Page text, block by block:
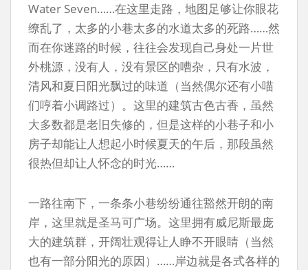
Water Seven……在这里走路，地图足够让你眼花
缭乱了，太多的小巷太多的水道太多的死路……然
而在你迷路的时候，往往会发现自己身处一片世
外桃源，没有人，没有景区的嘈杂，只有水波，
清风和夏日阳光飘过的味道（当然偶尔还有小喵
们哼着小调路过）。这里的建筑古色古香，虽然
大多数都是老旧失修的，但是这样的小巷子和小
房子却能让人想起小时候夏天的午后，那段虽然
很热但却让人怀念的时光……
一路往南下，一条条小巷纷纷通往豁然开朗的南
岸，这里就是圣马可广场。这里拥有威尼斯最庞
大的建筑群，开阔壮观得让人睁不开眼睛（当然
也有一部分阳光的原因）……岸边就是各式各样的